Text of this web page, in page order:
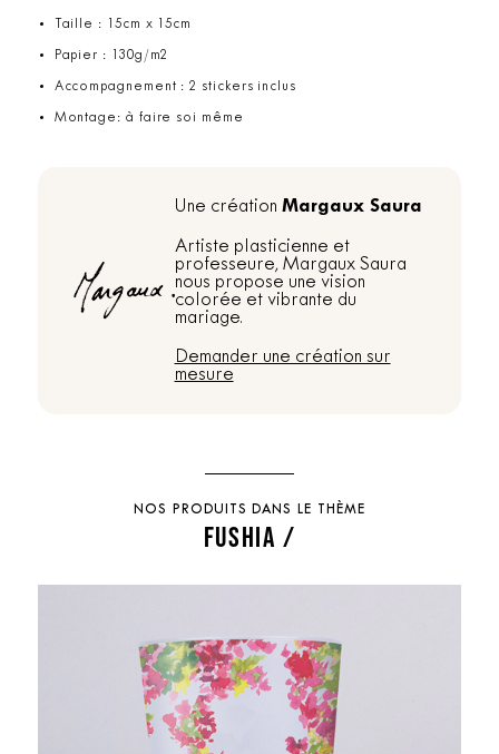
Taille : 15cm x 15cm
Papier : 130g/m2
Accompagnement : 2 stickers inclus
Montage: à faire soi même
Une création Margaux Saura
Artiste plasticienne et
professeure, Margaux Saura
nous propose une vision
colorée et vibrante du
mariage.
Demander une création sur
mesure
NOS PRODUITS DANS LE THÈME
FUSHIA /